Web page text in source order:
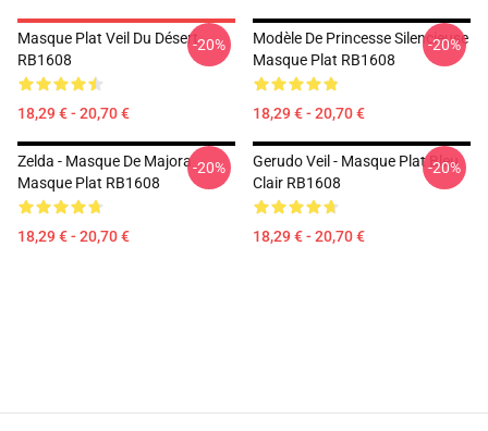
Masque Plat Veil Du Désert
RB1608
18,29 € - 20,70 €
-20%
Modèle De Princesse Silencieuse
Masque Plat RB1608
18,29 € - 20,70 €
-20%
Zelda - Masque De Majora
Masque Plat RB1608
18,29 € - 20,70 €
-20%
Gerudo Veil - Masque Plat Bleu
Clair RB1608
18,29 € - 20,70 €
-20%